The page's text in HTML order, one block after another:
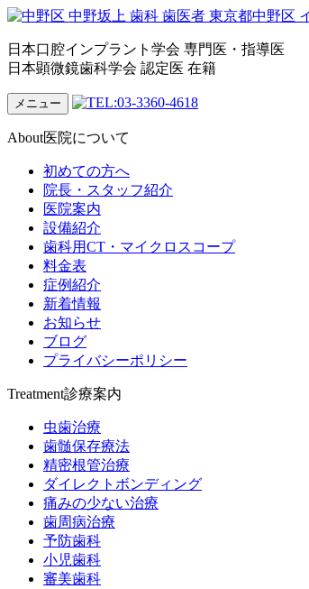
日本口腔インプラント学会 専門医・指導医
日本顕微鏡歯科学会 認定医 在籍
メニュー
About医院について
初めての方へ
院長・スタッフ紹介
医院案内
設備紹介
歯科用CT・マイクロスコープ
料金表
症例紹介
新着情報
お知らせ
ブログ
プライバシーポリシー
Treatment診療案内
虫歯治療
歯髄保存療法
精密根管治療
ダイレクトボンディング
痛みの少ない治療
歯周病治療
予防歯科
小児歯科
審美歯科